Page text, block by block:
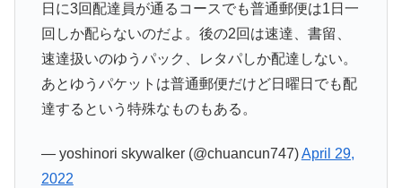
日に3回配達員が通るコースでも普通郵便は1日一
回しか配らないのだよ。後の2回は速達、書留、
速達扱いのゆうパック、レタパしか配達しない。
あとゆうパケットは普通郵便だけど日曜日でも配
達するという特殊なものもある。
— yoshinori skywalker (@chuancun747)April 29,
2022